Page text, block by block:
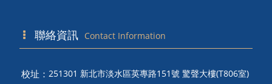
聯絡資訊 Contact Information
校址： 251301 新北市淡水區英專路151號 驚聲大樓(T806室)